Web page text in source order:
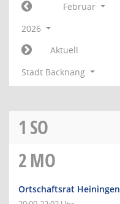
Februar
2026
Aktuell
Stadt Backnang
1 SO
2MO
Ortschaftsrat Heiningen